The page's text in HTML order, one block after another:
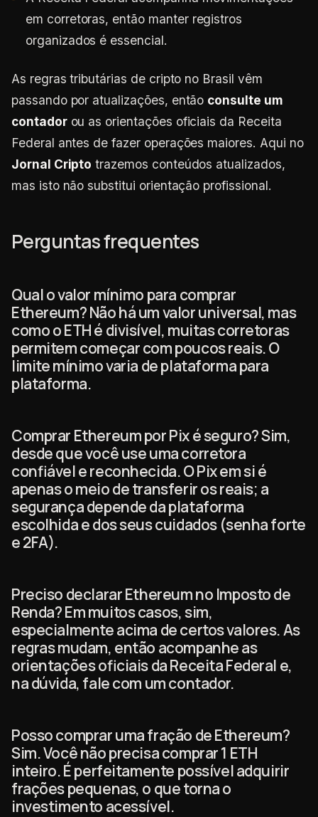
em corretoras, então manter registros
organizados é essencial.
As regras tributárias de cripto no Brasil vêm
passando por atualizações, então consulte um
contadorou as orientações oficiais da Receita
Federal antes de fazer operações maiores. Aqui no
Jornal Cripto trazemos conteúdos atualizados,
mas isto não substitui orientação profissional.
Perguntas frequentes
Qual o valor mínimo para comprar
Ethereum? Não há um valor universal, mas
como o ETH é divisível, muitas corretoras
permitem começar com poucos reais. O
limite mínimo varia de plataforma para
plataforma.
Comprar Ethereum por Pix é seguro? Sim,
desde que você use uma corretora
confiável e reconhecida. O Pix em si é
apenas o meio de transferir os reais; a
segurança depende da plataforma
escolhida e dos seus cuidados (senha forte
e 2FA).
Preciso declarar Ethereum no Imposto de
Renda? Em muitos casos, sim,
especialmente acima de certos valores. As
regras mudam, então acompanhe as
orientações oficiais da Receita Federal e,
na dúvida, fale com um contador.
Posso comprar uma fração de Ethereum?
Sim. Você não precisa comprar 1 ETH
inteiro. É perfeitamente possível adquirir
frações pequenas, o que torna o
investimento acessível.